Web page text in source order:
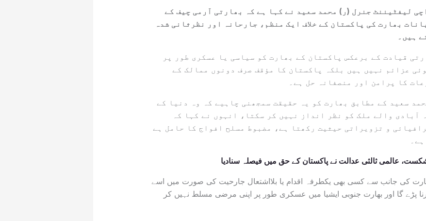
لیفٹیننٹ جنرل (ر) محمد سعید نے کہا ہے کہ بھارتی آرمی چیف کے
بھارت کی پاکستان کے خلاف ایک منظم، جارحانہ اور نظرثانی شدہ
ہیں۔
قیادت کے برعکس پاکستان کے بھارت کو سیاسی یا عسکری طور پر
عزائم نہیں ہیں بلکہ پاکستان کا مؤقف صرف دونوں ممالک کے
کا پرامن اور منصفانہ حل ہے۔
سعید کے مطابق بھارت کو یہ حقیقت سمجھنی چاہیے کہ وہ دنیا کے
آبادی والے ملک کو نظر انداز نہیں کر سکتا، انہوں نے کہا کہ
و تزویراتی حیثیت رکھتا ہے، مضبوط مسلح افواج کا حامل ہے
عالمی ثالثی عدالت نے پاکستان کے حق میں فیصلہ سنادیا
کی جانب سے کسی بھی یکطرفہ اقدام یا بلااشتعال جارحیت کی صورت میں اسے
پڑے گا اور بھارت جنوبی ایشیا میں عسکری طور پر اپنی مرضی مسلط نہیں کر